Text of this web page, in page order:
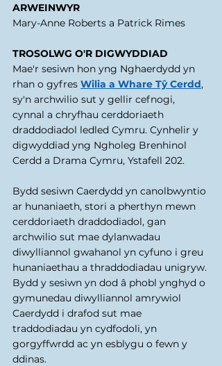
ARWEINWYR
Mary-Anne Roberts a Patrick Rimes
TROSOLWG O'R DIGWYDDIAD
Mae'r sesiwn hon yng Nghaerdydd yn
rhan o gyfres Wilia a Whare Tŷ Cerdd,
sy'n archwilio sut y gellir cefnogi,
cynnal a chryfhau cerddoriaeth
draddodiadol ledled Cymru. Cynhelir y
digwyddiad yng Ngholeg Brenhinol
Cerdd a Drama Cymru, Ystafell 202.
Bydd sesiwn Caerdydd yn canolbwyntio
ar hunaniaeth, stori a pherthyn mewn
cerddoriaeth draddodiadol, gan
archwilio sut mae dylanwadau
diwylliannol gwahanol yn cyfuno i greu
hunaniaethau a thraddodiadau unigryw.
Bydd y sesiwn yn dod â phobl ynghyd o
gymunedau diwylliannol amrywiol
Caerdydd i drafod sut mae
traddodiadau yn cydfodoli, yn
gorgyffwrdd ac yn esblygu o fewn y
ddinas.